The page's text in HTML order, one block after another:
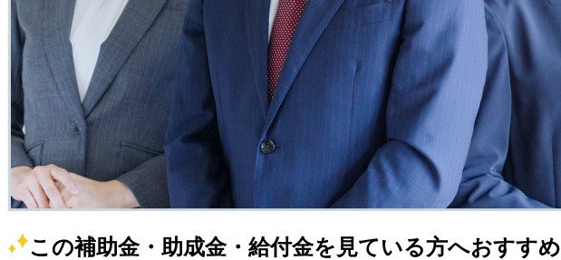
この補助金・助成金・給付金を見ている方へおすすめ